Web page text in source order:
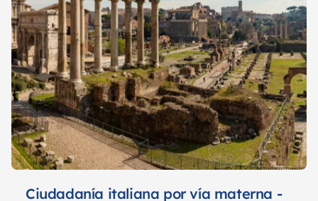
Ciudadanía italiana por vía materna -